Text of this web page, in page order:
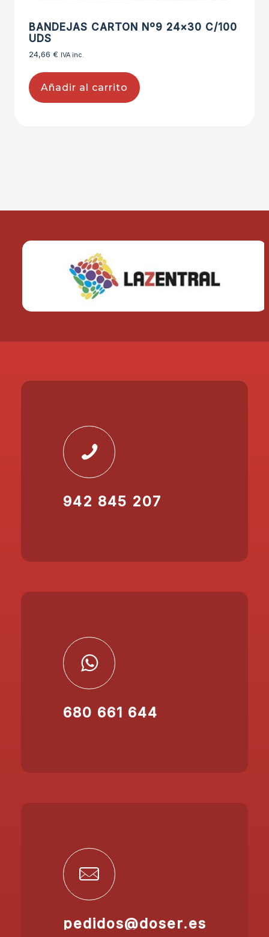
BANDEJAS CARTON Nº9 24×30 C/100
UDS
24,66 € IVA inc.
Añadir al carrito
942 845 207
680 661 644
pedidos@doser.es